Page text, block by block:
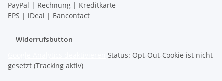
PayPal | Rechnung | Kreditkarte
EPS | iDeal | Bancontact
Widerrufsbutton
Status: Opt-Out-Cookie ist nicht
gesetzt (Tracking aktiv)